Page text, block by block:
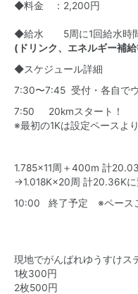
◆料金 ：2,200円
◆給水 5周に1回給水時間
(ドリンク、エネルギー補
◆スケジュール詳細
7:30〜7:45 受付・各自で
7:50 20kmスタート！
※最初の1Kは設定ペースよ
1.785×11周＋400m 計
→1.018K×20周 計20.36Kに
10:00 終了予定 ※ペースご
現地でがんばれゆうすけス
1枚300円
2枚500円